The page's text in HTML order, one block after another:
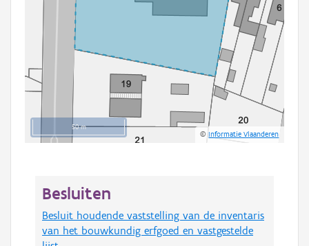
50 m
©Informatie Vlaanderen
Besluiten
Besluit houdende vaststelling van de inventaris
van het bouwkundig erfgoed en vastgestelde